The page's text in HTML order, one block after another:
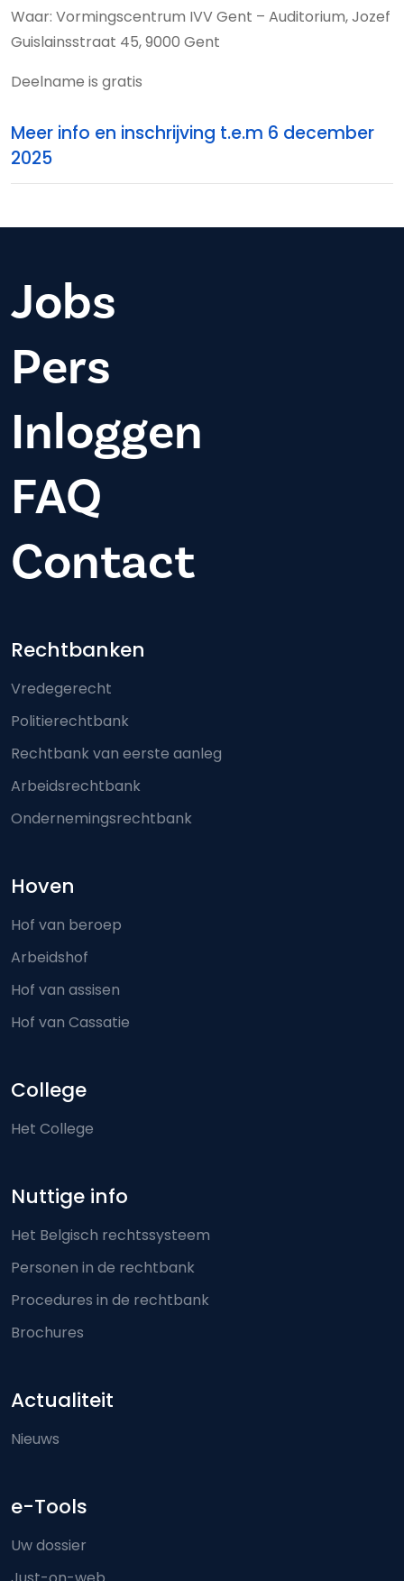
Waar: Vormingscentrum IVV Gent – Auditorium, Jozef
Guislainsstraat 45, 9000 Gent
Deelname is gratis
Meer info en inschrijving t.e.m 6 december
2025
Jobs
Pers
Inloggen
FAQ
Contact
Footer-menu
Rechtbanken
Vredegerecht
Politierechtbank
Rechtbank van eerste aanleg
Arbeidsrechtbank
Ondernemingsrechtbank
Hoven
Hof van beroep
Arbeidshof
Hof van assisen
Hof van Cassatie
College
Het College
Nuttige info
Het Belgisch rechtssysteem
Personen in de rechtbank
Procedures in de rechtbank
Brochures
Actualiteit
Nieuws
e-Tools
Uw dossier